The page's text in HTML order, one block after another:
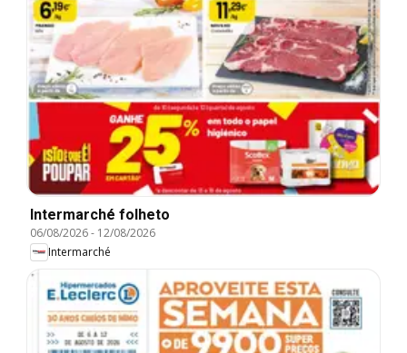
Intermarché folheto
06/08/2026- 12/08/2026
Intermarché